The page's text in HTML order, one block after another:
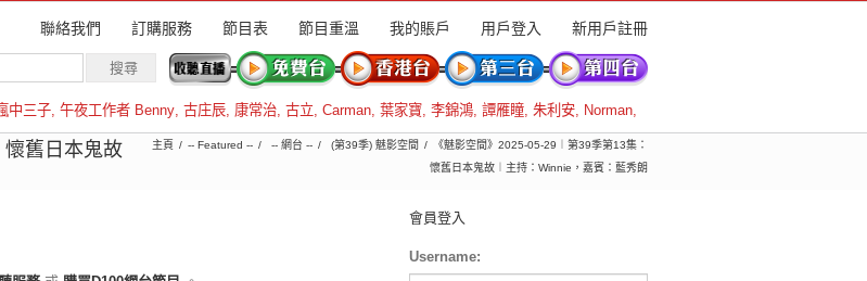
聯絡我們 訂購服務 節目表 節目重溫 我的賬戶 用戶登入 新用戶註冊
中三子, 午夜工作者 Benny, 古庄辰, 康常治, 古立, Carman, 葉家寶, 李錦鴻, 譚雁瞳, 朱利安, Norman,
懷舊日本鬼故
主頁 -- Featured -- -- 網台 -- (第39季) 魅影空間
《魅影空間》2025-05-29︱第39季第13集：
懷舊日本鬼故︱主持：Winnie，嘉賓：藍秀朗
會員登入
Username: